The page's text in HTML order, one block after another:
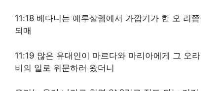
11:18 베다니는 예루살렘에서 가깝기가 한 오 리쯤
되매
11:19 많은 유대인이 마르다와 마리아에게 그 오라
비의 일로 위문하러 왔더니